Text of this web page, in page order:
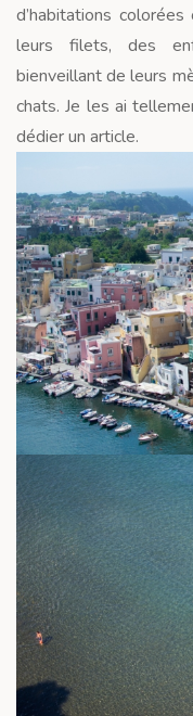
d’habitations
leurs filets, des
bienveillant de leurs
chats. Je les ai
dédier un article.